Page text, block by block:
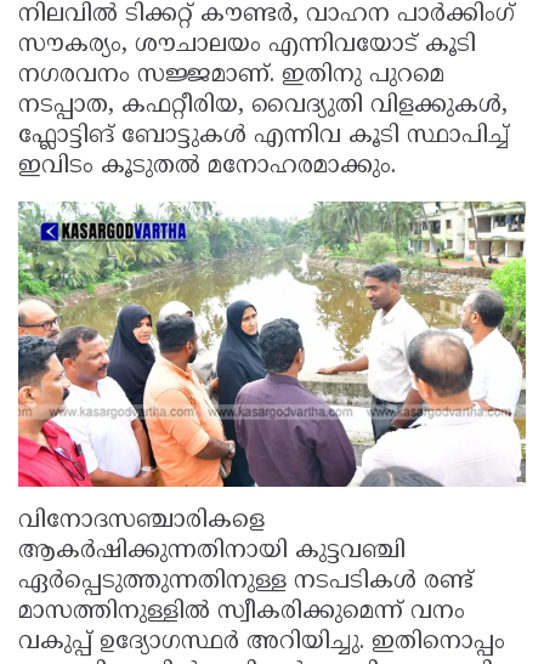
നിലവിൽ ടിക്കറ്റ് കൗണ്ടർ, വാഹന പാർക്കിംഗ്
സൗകര്യം, ശൗചാലയം എന്നിവയോട് കൂടി
നഗരവനം സജ്ജമാണ്. ഇതിനു പുറമെ
നടപ്പാത, കഫറ്റീരിയ, വൈദ്യുതി വിളക്കുകൾ,
ഫ്ലോട്ടിങ് ബോട്ടുകൾ എന്നിവ കൂടി സ്ഥാപിച്ച്
ഇവിടം കൂടുതൽ മനോഹരമാക്കും.
വിനോദസഞ്ചാരികളെ
ആകർഷിക്കുന്നതിനായി കുട്ടവഞ്ചി
ഏർപ്പെടുത്തുന്നതിനുള്ള നടപടികൾ രണ്ട്
മാസത്തിനുള്ളിൽ സ്വീകരിക്കുമെന്ന് വനം
വകുപ്പ് ഉദ്യോഗസ്ഥർ അറിയിച്ചു. ഇതിനൊപ്പം